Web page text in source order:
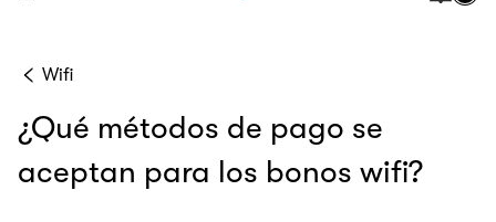
Wifi
¿Qué métodos de pago se
aceptan para los bonos wifi?